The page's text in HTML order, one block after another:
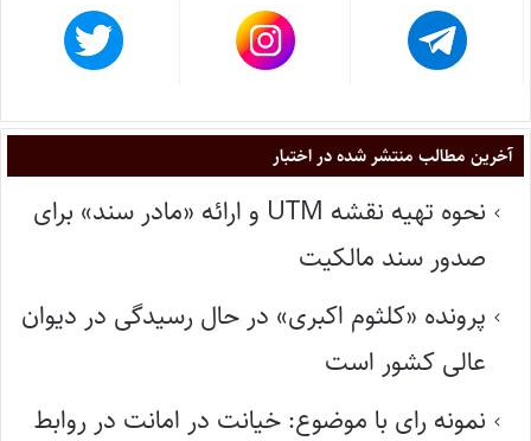
آخرین مطالب منتشر شده در اختبار
نحوه تهیه نقشه UTM و ارائه «مادر سند» برای
صدور سند مالکیت
پرونده «کلثوم اکبری» در حال رسیدگی در دیوان
عالی کشور است
نمونه رای با موضوع: خیانت در امانت در روابط